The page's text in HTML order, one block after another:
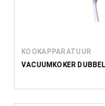
KOOKAPPARATUUR
VACUÜMKOKER